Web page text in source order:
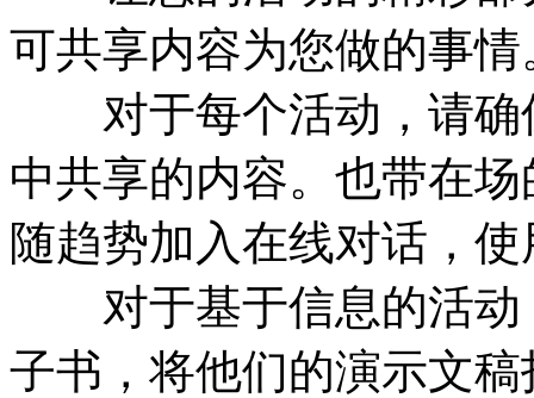
可共享内容为您做的事情
对于每个活动，请确
中共享的内容。也带在
随趋势加入在线对话，
对于基于信息的活动
子书，将他们的演示文稿